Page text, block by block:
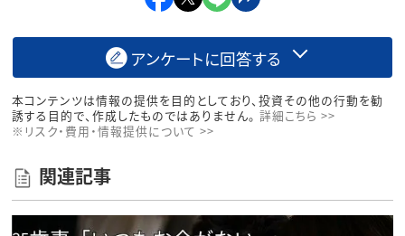
アンケートに回答する
本コンテンツは情報の提供を目的としており、投資その他の行動を勧
誘する目的で、作成したものではありません。 詳細こちら >>
※リスク・費用・情報提供について >>
関連記事